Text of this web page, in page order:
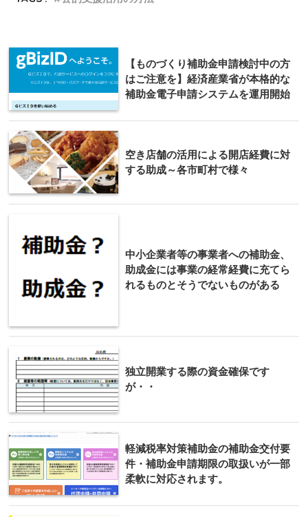
【ものづくり補助金申請検討中の方
はご注意を】経済産業省が本格的な
補助金電子申請システムを運用開始
空き店舗の活用による開店経費に対
する助成～各市町村で様々
中小企業者等の事業者への補助金、
助成金には事業の経常経費に充てら
れるものとそうでないものがある
独立開業する際の資金確保です
が・・
軽減税率対策補助金の補助金交付要
件・補助金申請期限の取扱いが一部
柔軟に対応されます。